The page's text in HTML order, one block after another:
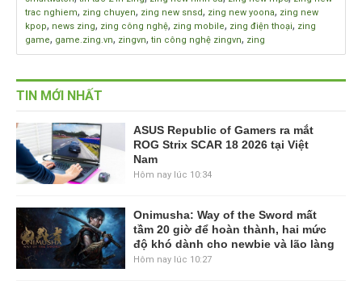
trac nghiem, zing chuyen, zing new snsd, zing new yoona, zing new
kpop, news zing, zing công nghệ, zing mobile, zing điện thoại, zing
game, game.zing.vn, zingvn, tin công nghệ zingvn, zing
TIN MỚI NHẤT
ASUS Republic of Gamers ra mắt
ROG Strix SCAR 18 2026 tại Việt
Nam
Hôm nay lúc 10:34
Onimusha: Way of the Sword mất
tầm 20 giờ để hoàn thành, hai mức
độ khó dành cho newbie và lão làng
Hôm nay lúc 10:27